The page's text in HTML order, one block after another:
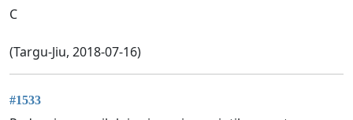
C
(Targu-Jiu, 2018-07-16)
#1533